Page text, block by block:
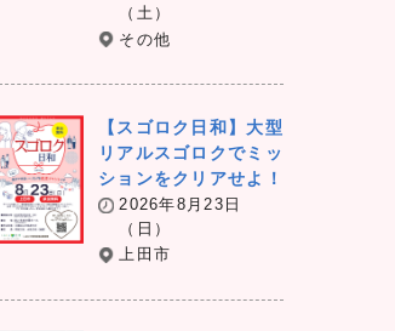
（土）
その他
【スゴロク日和】大型
リアルスゴロクでミッ
ションをクリアせよ！
2026年8月23日
（日）
上田市